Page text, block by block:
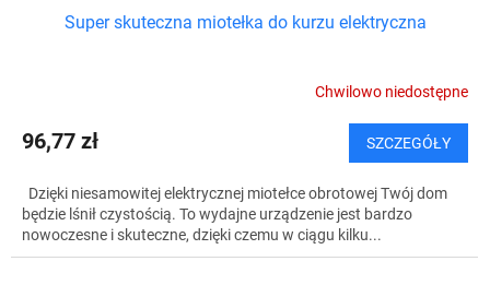
Super skuteczna miotełka do kurzu elektryczna
Chwilowo niedostępne
96,77 zł SZCZEGÓŁY
Dzięki niesamowitej elektrycznej miotełce obrotowej Twój dom
będzie lśnił czystością. To wydajne urządzenie jest bardzo
nowoczesne i skuteczne, dzięki czemu w ciągu kilku...